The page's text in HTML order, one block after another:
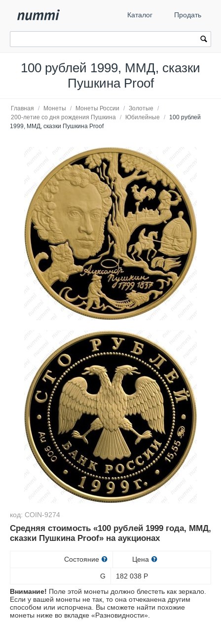
Каталог Продать
100 рублей 1999, ММД, сказки
Пушкина Proof
Главная / Монеты / Монеты России / Золотые
/
200-летие со дня рождения Пушкина / Юбилейные /
100 рублей
1999, ММД, сказки Пушкина Proof
код: COIN-9274
Средняя стоимость «100 рублей 1999 года, ММД,
сказки Пушкина Proof» на аукционах
Состояние Цена
G 182 038 Р
Внимание! Поле этой монеты должно блестеть как зеркало.
Если у вашей монеты не так, то она отчеканена другим
способом или испорчена. Вы сможете найти похожие
монеты ниже во вкладке «Разновидности».